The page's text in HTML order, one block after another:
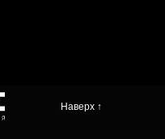
Наверх ↑